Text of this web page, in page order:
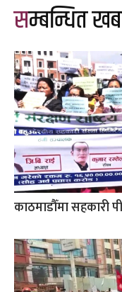
सम्बन्धित
काठमाडौँमा सहकारी